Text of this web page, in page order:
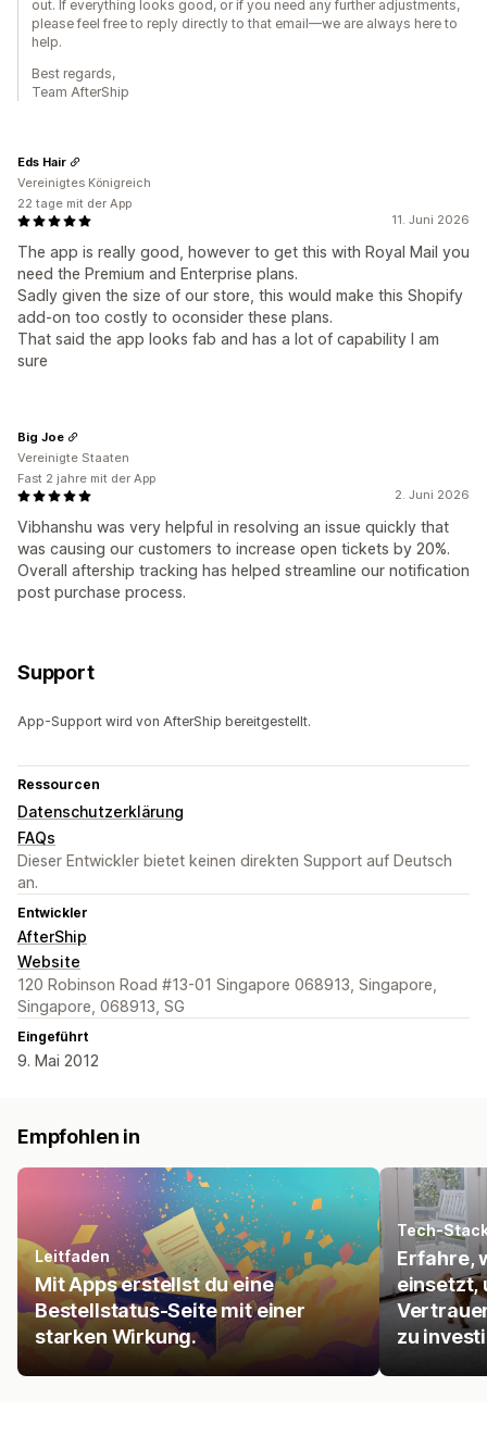
out. If everything looks good, or if you need any further adjustments,
please feel free to reply directly to that email—we are always here to
help.
Best regards,
Team AfterShip
11. Juni 2026
The app is really good, however to get this with Royal Mail you
need the Premium and Enterprise plans.
Sadly given the size of our store, this would make this Shopify
add-on too costly to oconsider these plans.
That said the app looks fab and has a lot of capability I am
sure
Eds Hair
Vereinigtes Königreich
22 tage mit der App
2. Juni 2026
Vibhanshu was very helpful in resolving an issue quickly that
was causing our customers to increase open tickets by 20%.
Overall aftership tracking has helped streamline our notification
post purchase process.
Big Joe
Vereinigte Staaten
Fast 2 jahre mit der App
Support
App-Support wird von AfterShip bereitgestellt.
Ressourcen
Datenschutzerklärung
FAQs
Dieser Entwickler bietet keinen direkten Support auf Deutsch
an.
Entwickler
AfterShip
Website
120 Robinson Road #13-01 Singapore 068913, Singapore,
Singapore, 068913, SG
Eingeführt
9. Mai 2012
Empfohlen in
Leitfaden
Mit Apps erstellst du eine
Bestellstatus-Seite mit einer
starken Wirkung.
Tech-
Erfahre,
einsetzt,
zu